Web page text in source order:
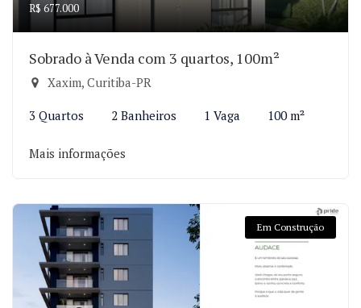
R$ 677.000
Sobrado à Venda com 3 quartos, 100m²
Xaxim, Curitiba-PR
3 Quartos 2 Banheiros 1 Vaga 100 m²
Mais informações
Em Construção